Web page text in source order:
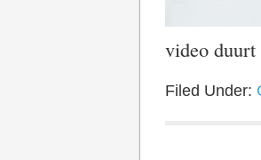
video
Filed Under: